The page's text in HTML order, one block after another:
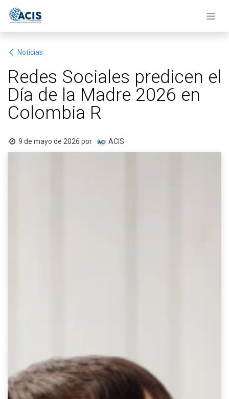
Noticias
Redes Sociales predicen el
Día de la Madre 2026 en
Colombia R
9 de mayo de 2026 por ACIS